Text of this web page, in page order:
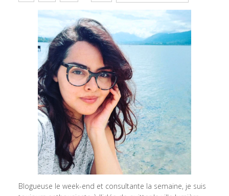
Blogueuse le week-end et consultante la semaine, je suis